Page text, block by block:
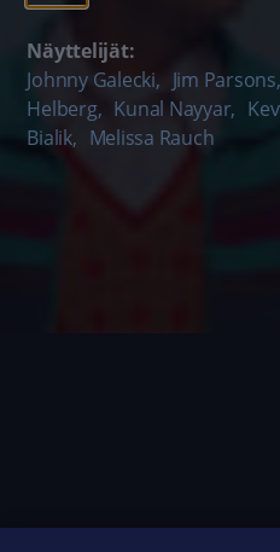
Näyttelijät:
Johnny Galecki, Jim Parsons,
Helberg, Kunal Nayyar,
Bialik, Melissa Rauch